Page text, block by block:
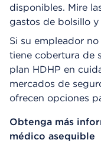
disponibles. Mire
gastos de bolsillo
Si su empleador
tiene cobertura de
plan HDHP en
mercados de
ofrecen opciones
Obtenga más
médico asequible